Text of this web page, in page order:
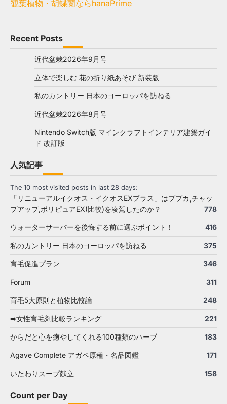
観葉植物・胡蝶蘭ならhanaPrime
Recent Posts
近代盆栽2026年9月号
立体で楽しむ 花の折り紙あそび 新装版
私のカントリー 日本のヨーロッパを訪ねる
近代盆栽2026年8月号
Nintendo Switch版 マインクラフトインテリア建築ガイ
ド 改訂版
人気記事
The 10 most visited posts in last 28 days:
「リニューアルイクオス・イクオスEXプラス」はブブカ,チャッ
プアップ,ポリピュアEX(比較)を凌駕したのか？
778
ウォーターサーバーを後悔する前に選ぶポイント！ 416
私のカントリー 日本のヨーロッパを訪ねる 375
育毛促進プラン 346
Forum 311
育毛5大原則と植物比較論 248
➡女性育毛剤比較ランキング 221
からだと心を癒やしてくれる100種類のハーブ 183
Agave Complete アガベ原種・名品図鑑 171
いたわりスープ献立 158
Count per Day